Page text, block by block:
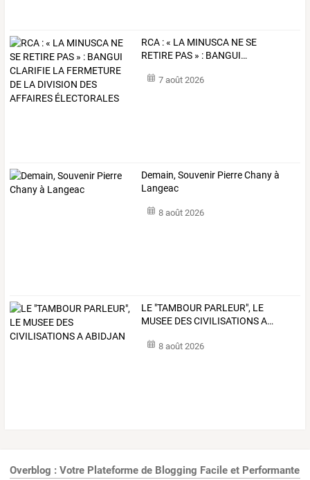
RCA :« LA MINUSCA NESE
RETIRE PAS » : BANGUI…
7 août 2026
Demain, Souvenir Pierre Chany à
Langeac
8 août 2026
LE "TAMBOUR PARLEUR", LE
MUSEE DESCIVILISATIONSA…
8 août 2026
Overblog : Votre Plateforme de Blogging Facile et Performante